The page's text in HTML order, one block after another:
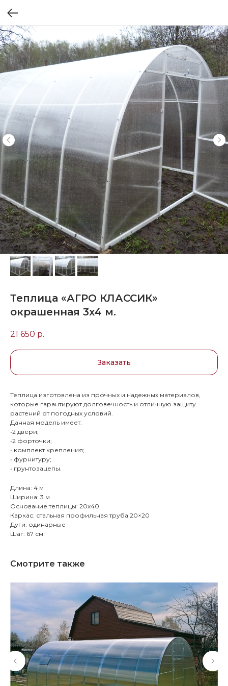
Теплица «АГРО КЛАССИК»
окрашенная 3х4 м.
21 650 р.
Заказать
Теплица изготовлена из прочных и надежных материалов,
которые гарантируют долговечность и отличную защиту
растений от погодных условий.
Данная модель имеет:
•2 двери;
•2 форточки;
• комплект крепления;
• фурнитуру;
• грунтозацепы.
Длина: 4 м
Ширина: 3 м
Основание теплицы: 20х40
Каркас: стальная профильная труба 20×20
Дуги: одинарные
Шаг: 67 см
Смотрите также